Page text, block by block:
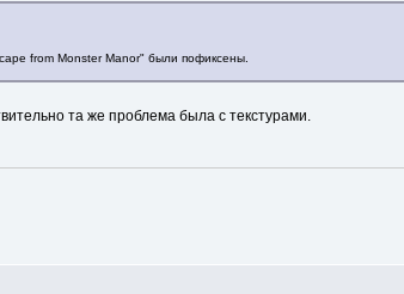
from Monster Manor" были пофиксены.
та же проблема была с текстурами.